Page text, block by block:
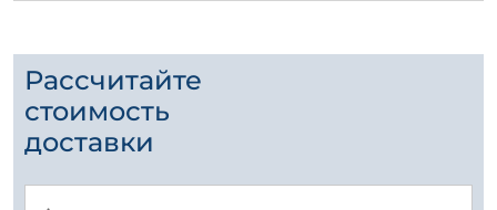
Рассчитайте
стоимость
доставки